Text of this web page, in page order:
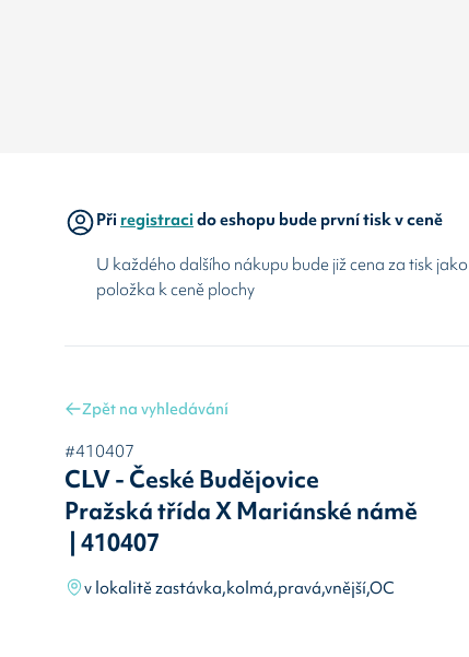
Přiregistracido eshopu bude první tisk v ceně
U každého dalšího nákupu bude již cena za tisk jako
položka k ceně plochy
Zpět na vyhledávání
#410407
CLV - České Budějovice
Pražská třída X Mariánské námě
| 410407
v lokalitě zastávka,kolmá,pravá,vnější,OC